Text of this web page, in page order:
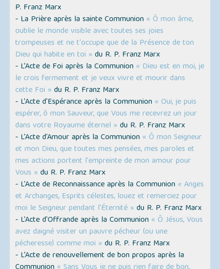
P. Franz Marx
- La Prière après la sainte Communion « Ô mon âme,
oublie le monde visible avec toutes ses joies
trompeuses et ne t'occupe que de la Présence de ton
Dieu qui habite en toi » du R. P. Franz Marx
- L’Acte de Foi après la Communion « Dieu est en moi, je
le crois fermement et je veux vivre et mourir dans
cette Foi » du R. P. Franz Marx
- L’Acte d'Espérance après la Communion « Oui, je puis
espérer, ô mon Sauveur, que Vous me recevrez un jour
dans votre Royaume éternel » du R. P. Franz Marx
- L’Acte d'Amour après la Communion « Ô mon Seigneur
et mon Dieu, que toutes mes pensées, mes paroles et
mes actions portent l'empreinte de mon amour pour
Vous » du R. P. Franz Marx
- L’Acte de Reconnaissance après la Communion « Anges
et Archanges, Esprits célestes, louez et remerciez pour
moi le Seigneur pendant l'Éternité » du R. P. Franz Marx
- L’Acte d'Offrande après la Communion « Ô Jésus, Vous
avez daigné visiter un pauvre pécheur (ou une
pécheresse) comme moi » du R. P. Franz Marx
- L’Acte de renouvellement de bon propos après la